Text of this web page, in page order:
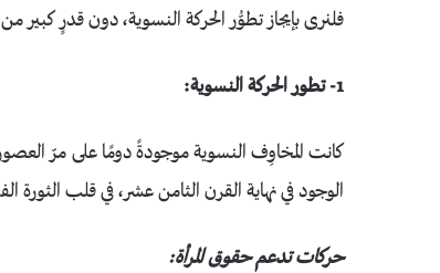
فلنرى بإيجاز تطوُّر الحركة النسوية، دون قدرٍ كبير
1- تطور الحركة النسوية:
كانت المخاوِف النسوية موجودةً دومًا على مرّ
الوجود في نهاية القرن الثامن عشر، في قلب الثورة
حركات تدعم حقوق المرأة: